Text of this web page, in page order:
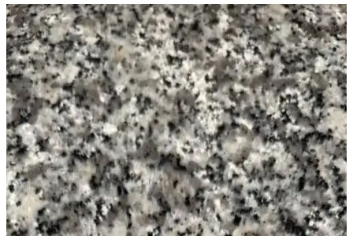
Kiralık Mutfaklarda Başarılı Yenileme ve Tasarım
İçin İzin ve Malzeme Seçimi
Kiralık mutfaklarda ev sahibi ile iletişim ve izin süreci, boya,
aydınlatma ve donanım değişiklikleriyle estetik ve fonksiyonel
yenileme yöntemleri ele alınmaktadır.
Kiralık Banyoda Dekorasyon ve Yenileme: Boya,
Zemin ve Fayans Seçiminde Dikkat Edilmesi
Gerekenler
Kiralık banyolarda boya, fayans ve zemin yenileme süreçlerinde
dayanıklılık, estetik ve ev sahibi onayı ön plandadır. Bu rehber,
pratik ve uyumlu dekorasyon önerileri sunar.